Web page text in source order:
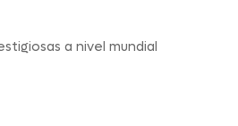
a nivel mundial